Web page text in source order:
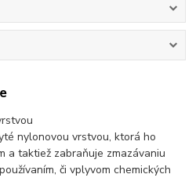
nylonovou vrstvou, ktorá ho
a taktiež zabraňuje zmazávaniu
či vplyvom chemických